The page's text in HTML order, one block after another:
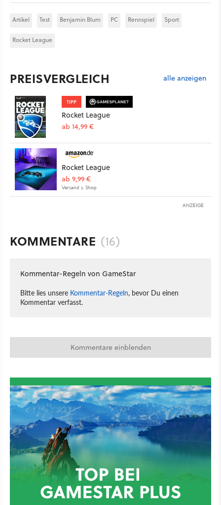
Artikel Test Benjamin Blum PC Rennspiel Sport
Rocket League
PREISVERGLEICH alle anzeigen
TIPP
Rocket League
ab 14,99 €
Rocket League
ab 9,99 €
Versand s. Shop
ANZEIGE
KOMMENTARE (16)
Kommentar-Regeln von GameStar
Bitte lies unsere Kommentar-Regeln, bevor Du einen
Kommentar verfasst.
Kommentare einblenden